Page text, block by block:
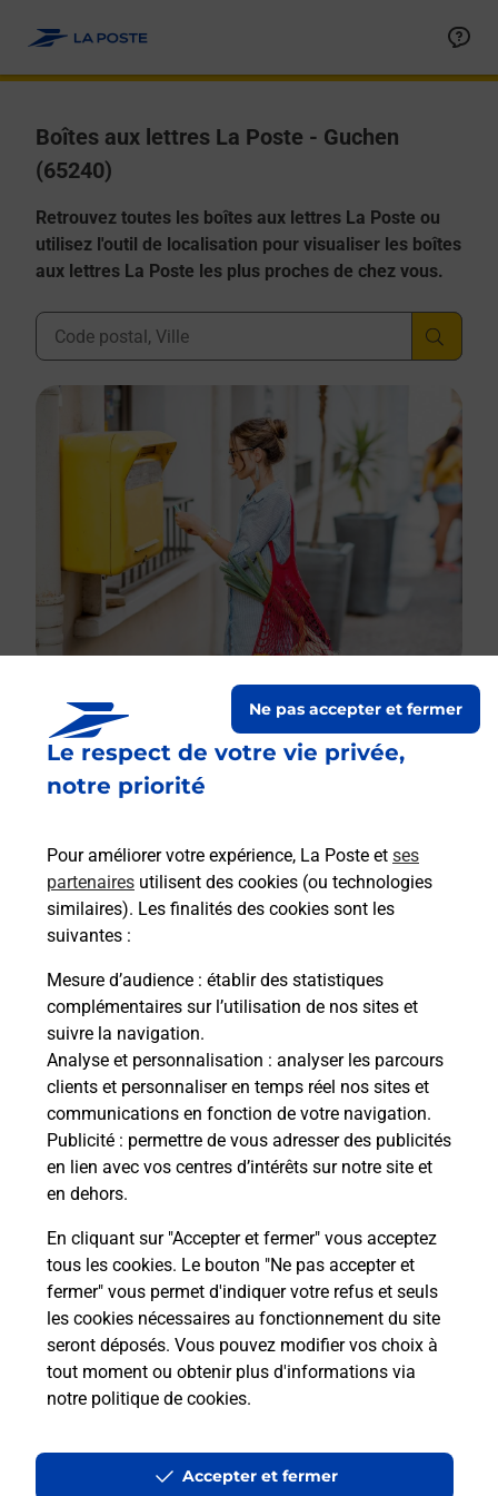
Le respect de votre vie privée,
notre priorité
Pour améliorer votre expérience, La Poste et ses
partenaires utilisent des cookies (ou technologies
similaires). Les finalités des cookies sont les
suivantes :
Mesure d’audience : établir des statistiques
complémentaires sur l’utilisation de nos sites et
suivre la navigation.
Analyse et personnalisation : analyser les parcours
clients et personnaliser en temps réel nos sites et
communications en fonction de votre navigation.
Publicité : permettre de vous adresser des publicités
en lien avec vos centres d’intérêts sur notre site et
en dehors.
En cliquant sur "Accepter et fermer" vous acceptez
tous les cookies. Le bouton "Ne pas accepter et
fermer" vous permet d'indiquer votre refus et seuls
les cookies nécessaires au fonctionnement du site
seront déposés. Vous pouvez modifier vos choix à
tout moment ou obtenir plus d'informations via
notre politique de cookies.
Ne pas accepter et fermer
Accepter et fermer
Boîtes aux lettres La Poste - Guchen
(65240)
Retrouvez toutes les boîtes aux lettres La Poste ou
utilisez l'outil de localisation pour visualiser les boîtes
aux lettres La Poste les plus proches de chez vous.
Ville, Département, Code Postal
Boîte aux lettres La Poste
29 Route De L Arbizon
65240 Guchen
Le lien s'ouvre dans un nouvel onglet
Boîte aux Lettres La Poste
Collecte du courrier aujourd'hui à 09h00
4 Route De L Arbizon
65240 Guchen
Le lien s'ouvre dans un nouvel onglet
Localiser Liste Boîtes aux lettres Hautes-Pyrénées Guchen
Accessibilité : partiellement conforme